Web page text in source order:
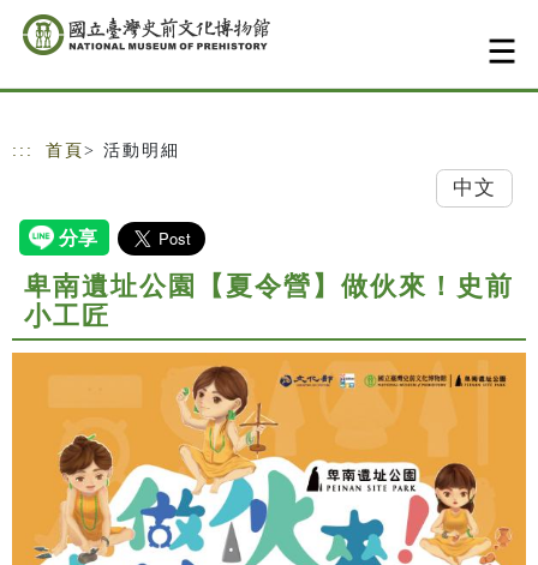
跳到主要內容
網站導覽
::: 首頁 > 活動明細
中文
卑南遺址公園【夏令營】做伙來！史前
小工匠